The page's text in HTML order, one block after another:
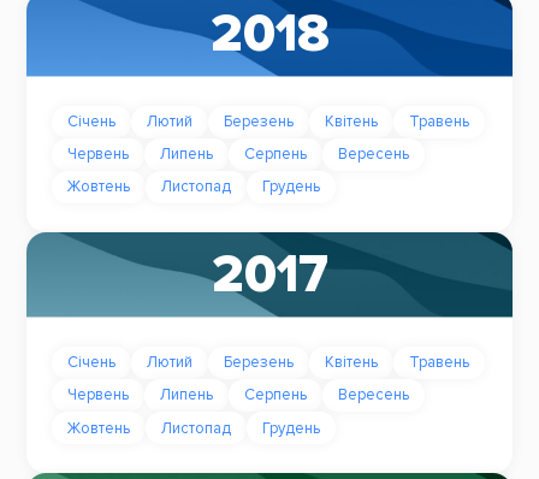
2018
Січень Лютий Березень Квітень
Травень
Червень
Липень Серпень
Вересень
Жовтень
Листопад Грудень
2017
Січень Лютий Березень Квітень
Травень
Червень
Липень Серпень
Вересень
Жовтень
Листопад Грудень